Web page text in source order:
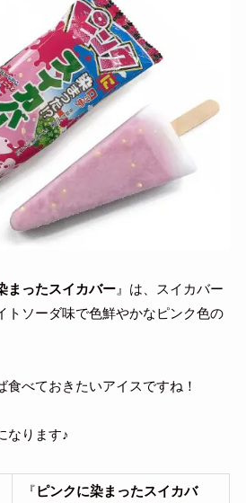
まったスイカバー』は、スイカバー
トソーダ味で色鮮やかなピンク色の
食べておきたいアイスですね！
なります♪
『ピンクに染まったスイカバ